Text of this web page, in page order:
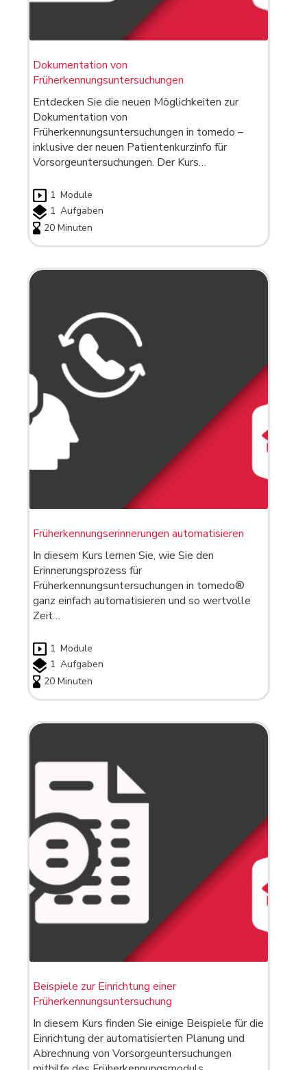
Dokumentation von
Früherkennungsuntersuchungen
Entdecken Sie die neuen Möglichkeiten zur
Dokumentation von
Früherkennungsuntersuchungen in tomedo –
inklusive der neuen Patientenkurzinfo für
Vorsorgeuntersuchungen. Der Kurs…
1 Module
1 Aufgaben
20 Minuten
Früherkennungserinnerungen automatisieren
In diesem Kurs lernen Sie, wie Sie den
Erinnerungsprozess für
Früherkennungsuntersuchungen in tomedo®
ganz einfach automatisieren und so wertvolle
Zeit…
1 Module
1 Aufgaben
20 Minuten
Beispiele zur Einrichtung einer
Früherkennungsuntersuchung
In diesem Kurs finden Sie einige Beispiele für die
Einrichtung der automatisierten Planung und
Abrechnung von Vorsorgeuntersuchungen